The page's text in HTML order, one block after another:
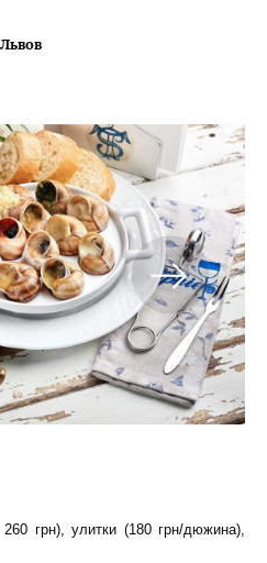
Львов
грн), улитки (180 грн/дюжина),